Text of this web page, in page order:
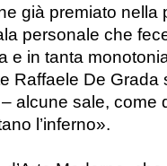
già premiato nella
personale che
e in tanta
Raffaele De
alcune sale, come
l’inferno».